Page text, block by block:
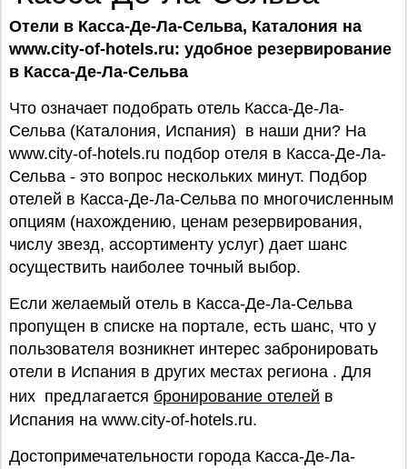
Отели в Касса-Де-Ла-Сельва, Каталония на
www.city-of-hotels.ru: удобное резервирование
в Касса-Де-Ла-Сельва
Что означает подобрать отель Касса-Де-Ла-
Сельва (Каталония, Испания) в наши дни? На
www.city-of-hotels.ru подбор отеля в Касса-Де-Ла-
Сельва - это вопрос нескольких минут. Подбор
отелей в Касса-Де-Ла-Сельва по многочисленным
опциям (нахождению, ценам резервирования,
числу звезд, ассортименту услуг) дает шанс
осуществить наиболее точный выбор.
Если желаемый отель в Касса-Де-Ла-Сельва
пропущен в списке на портале, есть шанс, что у
пользователя возникнет интерес забронировать
отели в Испания в других местах региона . Для
них предлагается бронирование отелей в
Испания на www.city-of-hotels.ru.
Достопримечательности города Касса-Де-Ла-